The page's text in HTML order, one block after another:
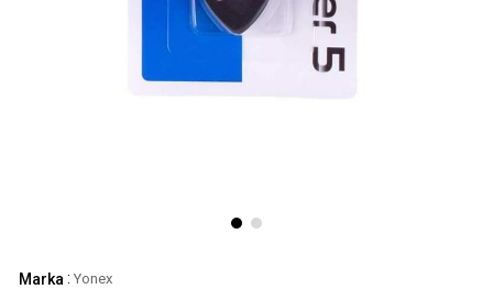
Marka : Yonex